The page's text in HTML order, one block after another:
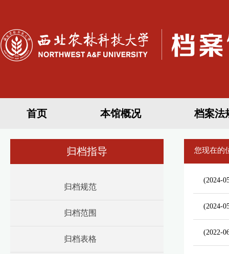
首页 本馆概况 档案法
归档指导
归档规范
归档范围
归档表格
您现在的
(2024-
(2024-
(2022-